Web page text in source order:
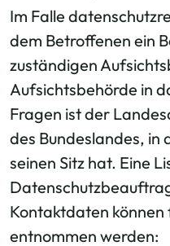
Im Falle
dem Betroffenen ein
zuständigen
Aufsichtsbehörde in
Fragen ist der
des Bundeslandes, in
seinen Sitz hat. Eine
Kontaktdaten können
entnommen werden: